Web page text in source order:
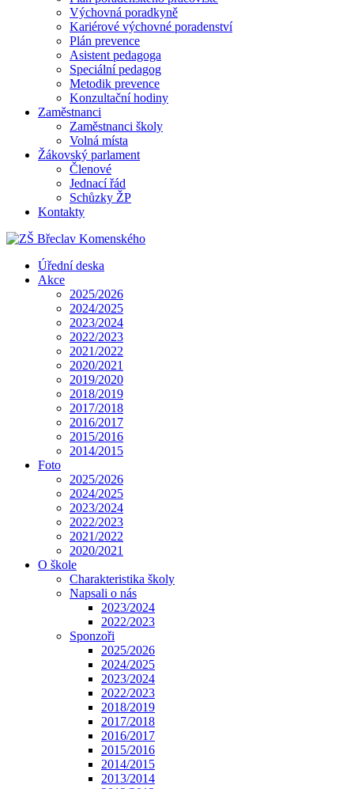
Výchovná poradkyně
Kariérové výchovné poradenství
Plán prevence
Asistent pedagoga
Speciální pedagog
Metodik prevence
Konzultační hodiny
Zaměstnanci
Zaměstnanci školy
Volná místa
Žákovský parlament
Členové
Jednací řád
Schůzky ŽP
Kontakty
Úřední deska
Akce
2025/2026
2024/2025
2023/2024
2022/2023
2021/2022
2020/2021
2019/2020
2018/2019
2017/2018
2016/2017
2015/2016
2014/2015
Foto
2025/2026
2024/2025
2023/2024
2022/2023
2021/2022
2020/2021
O škole
Charakteristika školy
Napsali o nás
2023/2024
2022/2023
Sponzoři
2025/2026
2024/2025
2023/2024
2022/2023
2018/2019
2017/2018
2016/2017
2015/2016
2014/2015
2013/2014